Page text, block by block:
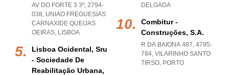
AV DO FORTE 3 3º, 2794-
038, UNIAO FREGUESIAS
CARNAXIDE QUEIJAS
OEIRAS, LISBOA
Lisboa Ocidental, Sru
- Sociedade De
Reabilitação Urbana,
DELGADA
Combitur -
Construções, S.a.
R DA BAIONA 487, 4795-
784, VILARINHO SANTO
TIRSO, PORTO